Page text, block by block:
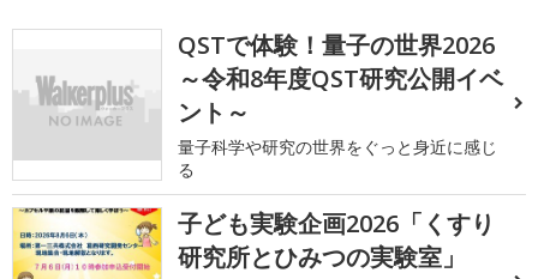
QSTで体験！量子の世界2026
～令和8年度QST研究公開イベ
ント～
量子科学や研究の世界をぐっと身近に感じ
る
子ども実験企画2026「くすり
研究所とひみつの実験室」